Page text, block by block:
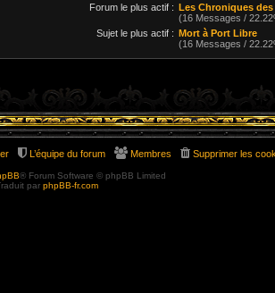
Forum le plus actif : Les Chroniques
(16 Messages /
Sujet le plus actif : Mort à Port Libre
(16 Messages /
Supprimer les
Membres
L’équipe du forum
® Forum Software © phpBB Limited
par phpBB-fr.com